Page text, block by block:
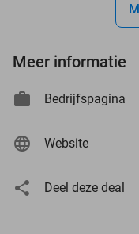
Meer informatie
Bedrijfspagina
Website
Deel deze deal